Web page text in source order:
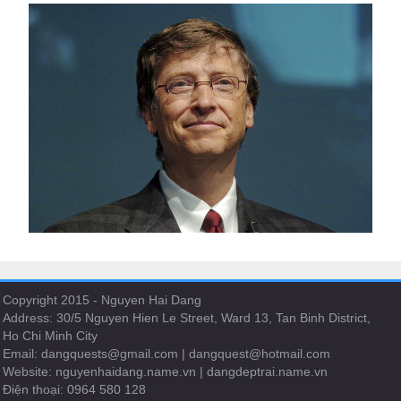
Copyright 2015 - Nguyen Hai Dang
Address: 30/5 Nguyen Hien Le Street, Ward 13, Tan Binh District,
Ho Chi Minh City
Email: dangquests@gmail.com | dangquest@hotmail.com
Website: nguyenhaidang.name.vn | dangdeptrai.name.vn
Điện thoại: 0964 580 128